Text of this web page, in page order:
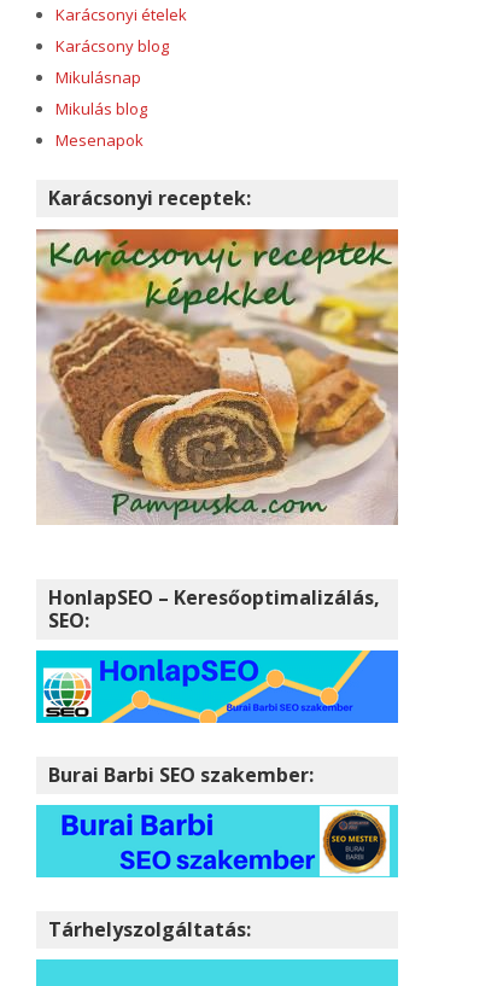
Karácsonyi ételek
Karácsony blog
Mikulásnap
Mikulás blog
Mesenapok
Karácsonyi receptek:
HonlapSEO – Keresőoptimalizálás,
SEO:
Burai Barbi SEO szakember:
Tárhelyszolgáltatás: